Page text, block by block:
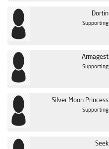
Dortin
Supporting
Armagest
Supporting
Silver Moon Princess
Supporting
Seek